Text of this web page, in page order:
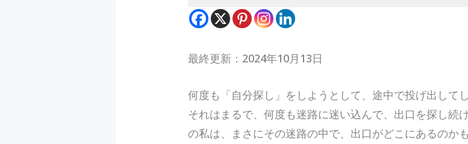
最終更新：2024年10月13日
何度も「自分探し」をしようとして、途中で投げ出して
それはまるで、何度も迷路に迷い込んで、出口を探し続
の私は、まさにその迷路の中で、出口がどこにあるのか